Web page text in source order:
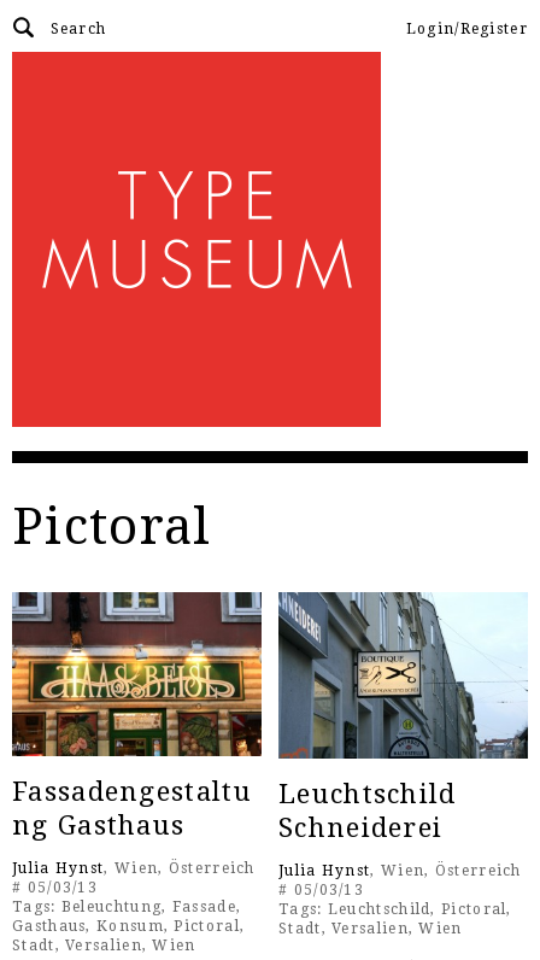
Login/Register
Pictoral
Fassadengestaltu
ng Gasthaus
Julia Hynst, Wien, Österreich
# 05/03/13
Tags: Beleuchtung, Fassade,
Gasthaus,Konsum,Pictoral,
Stadt,Versalien,Wien
Leuchtschild
Schneiderei
Julia Hynst, Wien, Österreich
# 05/03/13
Tags: Leuchtschild,Pictoral,
Stadt,Versalien,Wien